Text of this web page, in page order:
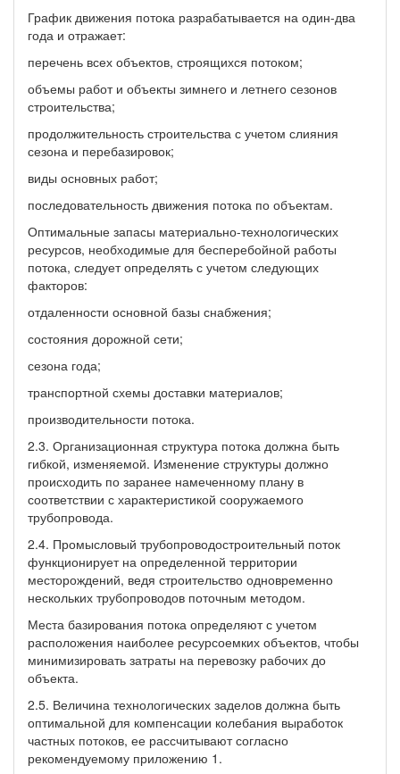
График движения потока разрабатывается на один-два
года и отражает:
перечень всех объектов, строящихся потоком;
объемы работ и объекты зимнего и летнего сезонов
строительства;
продолжительность строительства с учетом слияния
сезона и перебазировок;
виды основных работ;
последовательность движения потока по объектам.
Оптимальные запасы материально-технологических
ресурсов, необходимые для бесперебойной работы
потока, следует определять с учетом следующих
факторов:
отдаленности основной базы снабжения;
состояния дорожной сети;
сезона года;
транспортной схемы доставки материалов;
производительности потока.
2.3. Организационная структура потока должна быть
гибкой, изменяемой. Изменение структуры должно
происходить по заранее намеченному плану в
соответствии с характеристикой сооружаемого
трубопровода.
2.4. Промысловый трубопроводостроительный поток
функционирует на определенной территории
месторождений, ведя строительство одновременно
нескольких трубопроводов поточным методом.
Места базирования потока определяют с учетом
расположения наиболее ресурсоемких объектов, чтобы
минимизировать затраты на перевозку рабочих до
объекта.
2.5. Величина технологических заделов должна быть
оптимальной для компенсации колебания выработок
частных потоков, ее рассчитывают согласно
рекомендуемому приложению 1.